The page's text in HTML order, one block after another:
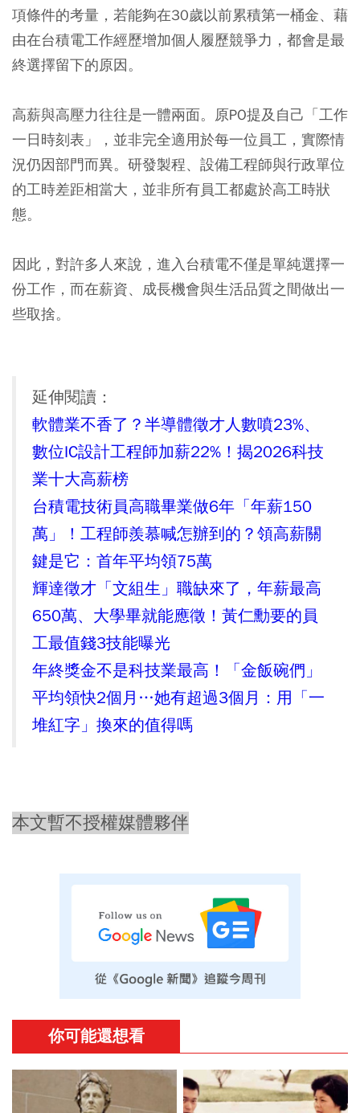
項條件的考量，若能夠在30歲以前累積第一桶金、藉
由在台積電工作經歷增加個人履歷競爭力，都會是最
終選擇留下的原因。
高薪與高壓力往往是一體兩面。原PO提及自己「工作
一日時刻表」，並非完全適用於每一位員工，實際情
況仍因部門而異。研發製程、設備工程師與行政單位
的工時差距相當大，並非所有員工都處於高工時狀
態。
因此，對許多人來說，進入台積電不僅是單純選擇一
份工作，而在薪資、成長機會與生活品質之間做出一
些取捨。
延伸閱讀：
軟體業不香了？半導體徵才人數噴23%、
數位IC設計工程師加薪22%！揭2026科技
業十大高薪榜
台積電技術員高職畢業做6年「年薪150
萬」！工程師羨慕喊怎辦到的？領高薪關
鍵是它：首年平均領75萬
輝達徵才「文組生」職缺來了，年薪最高
650萬、大學畢就能應徵！黃仁勳要的員
工最值錢3技能曝光
年終獎金不是科技業最高！「金飯碗們」
平均領快2個月…她有超過3個月：用「一
堆紅字」換來的值得嗎
本文暫不授權媒體夥伴